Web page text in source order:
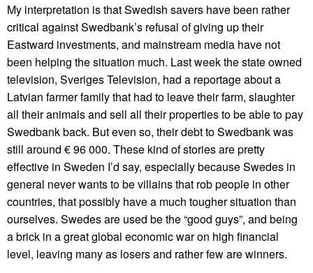
My interpretation is that Swedish savers have been rather
critical against Swedbank’s refusal of giving up their
Eastward investments, and mainstream media have not
been helping the situation much. Last week the state owned
television, Sveriges Television, had a reportage about a
Latvian farmer family that had to leave their farm, slaughter
all their animals and sell all their properties to be able to pay
Swedbank back. But even so, their debt to Swedbank was
still around € 96 000. These kind of stories are pretty
effective in Sweden I’d say, especially because Swedes in
general never wants to be villains that rob people in other
countries, that possibly have a much tougher situation than
ourselves. Swedes are used be the “good guys”, and being
a brick in a great global economic war on high financial
level, leaving many as losers and rather few are winners.